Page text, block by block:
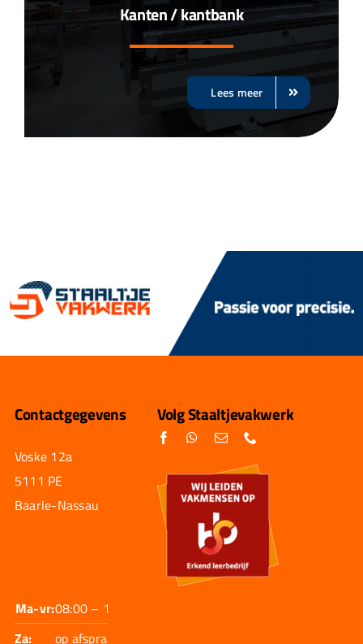
Kanten / kantbank
Lees meer
Contactgegevens
Voske 12a
5111 PE
Baarle-Nassau
Ma-vr:08:00 – 17:30
Za:
op afspraak
Volg Staaltjevakwerk